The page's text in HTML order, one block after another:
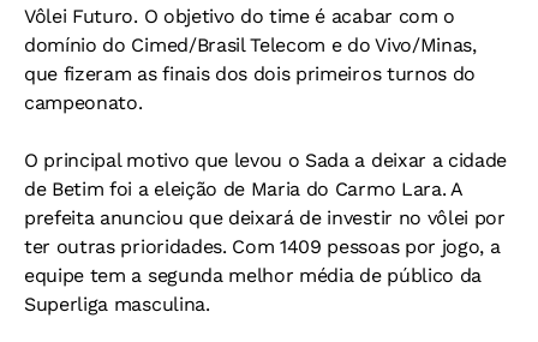
Vôlei Futuro. O objetivo do time é acabar com o
domínio do Cimed/Brasil Telecom e do Vivo/Minas,
que fizeram as finais dos dois primeiros turnos do
campeonato.
O principal motivo que levou o Sada a deixar a cidade
de Betim foi a eleição de Maria do Carmo Lara. A
prefeita anunciou que deixará de investir no vôlei por
ter outras prioridades. Com 1409 pessoas por jogo, a
equipe tem a segunda melhor média de público da
Superliga masculina.